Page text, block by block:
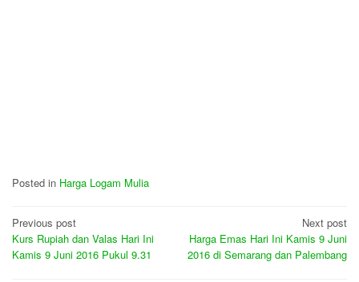
Posted in Harga Logam Mulia
Post
navigation
Previous post
Kurs Rupiah dan Valas Hari Ini
Kamis 9 Juni 2016 Pukul 9.31
Next post
Harga Emas Hari Ini Kamis 9 Juni
2016 di Semarang dan Palembang